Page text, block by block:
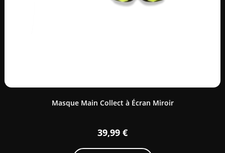
Masque Main Collect à Écran Miroir
39,99 €